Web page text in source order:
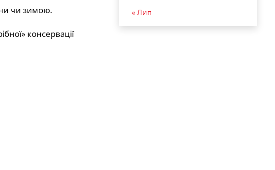
чи зимою.
консервації
« Лип